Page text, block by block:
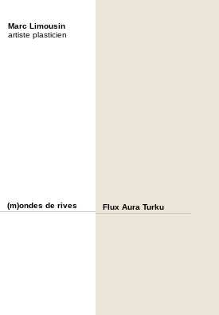
Marc Limousin
artiste plasticien
(m)ondes de rives Flux Aura Turku